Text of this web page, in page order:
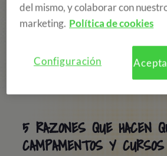
garantizan una completa
gracias al equipo y organización
5 RAZONES QUE HACEN
CAMPAMENTOS Y
del mismo, y colaborar con
marketing. Política de cookies
Configuración